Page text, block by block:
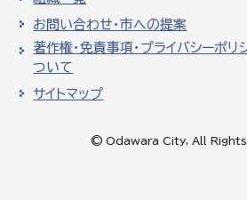
お問い合わせ・市への提案
著作権・免責事項・プライバシーポリ
ついて
サイトマップ
© Odawara City, All Rights